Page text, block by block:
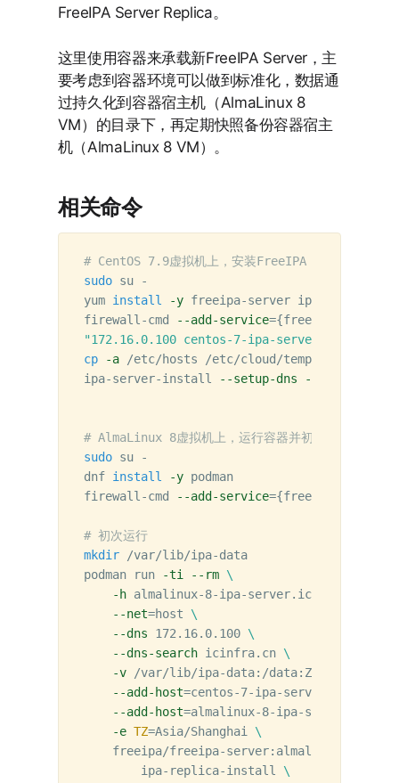
FreeIPA Server Replica。
这里使用容器来承载新FreeIPA Server，主
要考虑到容器环境可以做到标准化，数据通
过持久化到容器宿主机（AlmaLinux 8
VM）的目录下，再定期快照备份容器宿主
机（AlmaLinux 8 VM）。
相关命令
# CentOS 7.9虚拟机上，安装FreeIPA Master。
sudo su -
yum install -y freeipa-server ipa-server-
firewall-cmd
--add-service={freeipa-
"172.16.0.100 centos-7-ipa-
cp
-a /etc/hosts /etc/cloud/templates/
ipa-server-install
--setup-dns --domain
# AlmaLinux 8虚拟机上，运行容器并初始化安装
sudo su -
dnf install -y podman
firewall-cmd
--add-service={freeipa-
# 初次运行
mkdir /var/lib/ipa-data
podman run
-ti --rm \
-h almalinux-8-ipa-server.icinfra.cn
--net=host \
--dns 172.16.0.100 \
--dns-search icinfra.cn \
-v /var/lib/ipa-data:/data:Z
--add-host=centos-7-ipa-
--add-host=almalinux-8-ipa-
-e TZ=Asia/Shanghai \
    freeipa/freeipa-server:almalinux-8
        ipa-replica-install
\